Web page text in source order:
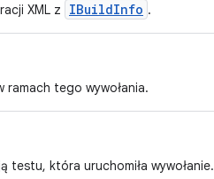
XML z IBuildInfo .
ramach tego wywołania.
która uruchomiła wywołanie.